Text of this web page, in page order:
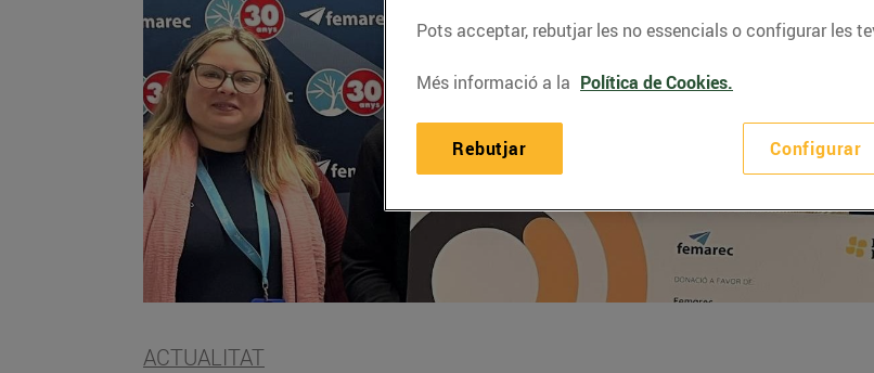
ACTUALITAT
Pots acceptar, rebutjar les no essencials o configurar les
Més informació a la Política de Cookies.
Configurar
Rebutjar